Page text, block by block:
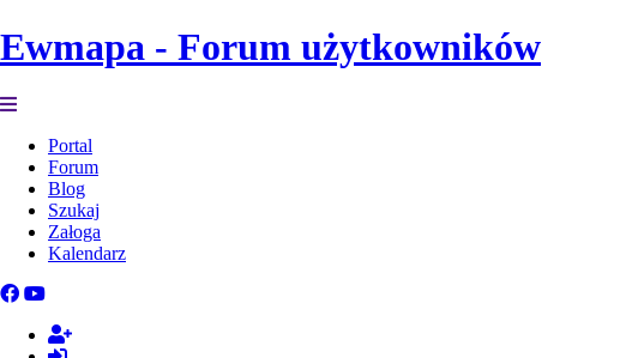
Ewmapa - Forum użytkowników
Portal
Forum
Blog
Szukaj
Załoga
Kalendarz